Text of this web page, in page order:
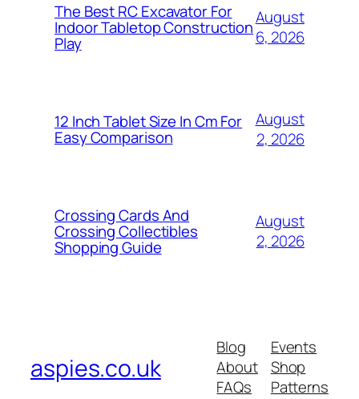
The Best RC Excavator For
Indoor Tabletop Construction
Play
August
6, 2026
12 Inch Tablet Size In Cm For
Easy Comparison
August
2, 2026
Crossing Cards And
Crossing Collectibles
Shopping Guide
August
2, 2026
aspies.co.uk
Blog
About
FAQs
Events
Shop
Patterns